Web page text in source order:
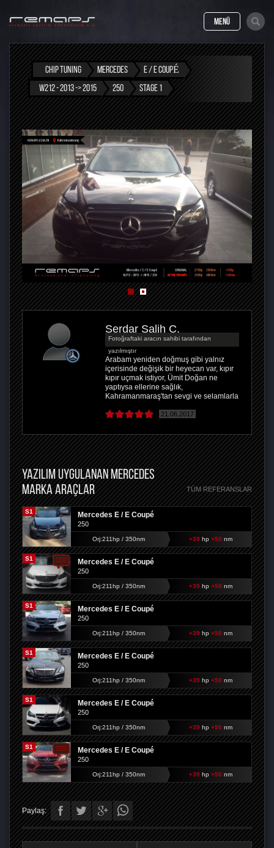
MENÜ
CHIP TUNING MERCEDES
E / E COUPÉ
W212 - 2013 -> 2015
250 STAGE 1
Serdar Salih Ç.
Fotoğraftaki aracın sahibi tarafından
yazılmıştır
Arabam yeniden doğmuş gibi yalnız
içerisinde değişik bir heyecan var, kıpır
kıpır uçmak istiyor, Ümit Doğan ne
yaptıysa ellerine sağlık,
Kahramanmaraş'tan sevgi ve selamlarla
21.06.2017
YAZILIM UYGULANAN MERCEDES
MARKA ARAÇLAR
TÜM REFERANSLAR
S1 Mercedes E / E Coupé
250
Orj:211hp / 350nm +39hp +50 nm
S1 Mercedes E / E Coupé
250
Orj:211hp / 350nm +39hp +50 nm
S1 Mercedes E / E Coupé
250
Orj:211hp / 350nm +39hp +50 nm
S1 Mercedes E / E Coupé
250
Orj:211hp / 350nm +39hp +50 nm
S1 Mercedes E / E Coupé
250
Orj:211hp / 350nm +39hp +50 nm
S1 Mercedes E / E Coupé
250
Orj:211hp / 350nm +39hp +50 nm
Paylaş: